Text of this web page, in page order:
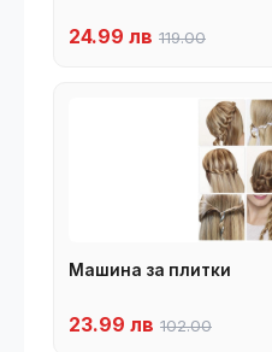
24.99 лв 119.00
Машина за плитки
23.99 лв 102.00